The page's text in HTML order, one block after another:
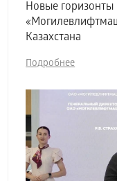
Новые
Казахстана
Подробнее